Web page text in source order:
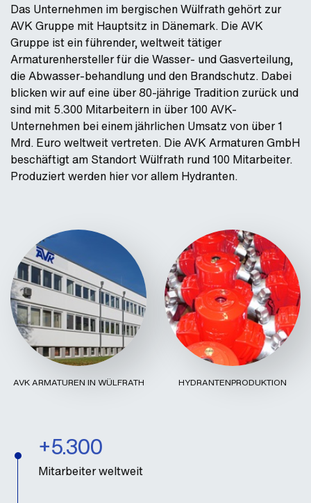
Das Unternehmen im bergischen Wülfrath gehört zur
AVK Gruppe mit Hauptsitz in Dänemark. Die AVK
Gruppe ist ein führender, weltweit tätiger
Armaturenhersteller für die Wasser- und Gasverteilung,
die Abwasser-behandlung und den Brandschutz. Dabei
blicken wir auf eine über 80-jährige Tradition zurück und
sind mit 5.300 Mitarbeitern in über 100 AVK-
Unternehmen bei einem jährlichen Umsatz von über 1
Mrd. Euro weltweit vertreten. Die AVK Armaturen GmbH
beschäftigt am Standort Wülfrath rund 100 Mitarbeiter.
Produziert werden hier vor allem Hydranten.
AVK ARMATUREN IN WÜLFRATH HYDRANTENPRODUKTION
+5.300
Mitarbeiter weltweit